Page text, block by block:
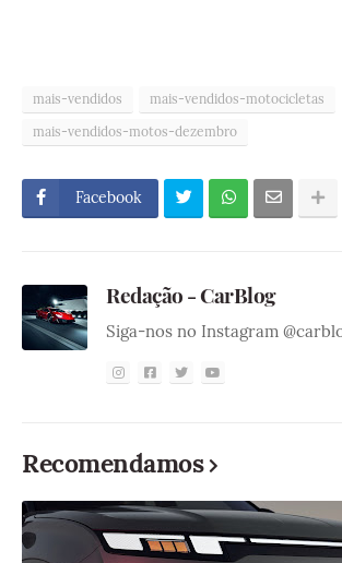
mais-vendidos
mais-vendidos-motocicletas
mais-vendidos-motos-dezembro
Facebook
Redação - CarBlog
Siga-nos no Instagram
Recomendamos